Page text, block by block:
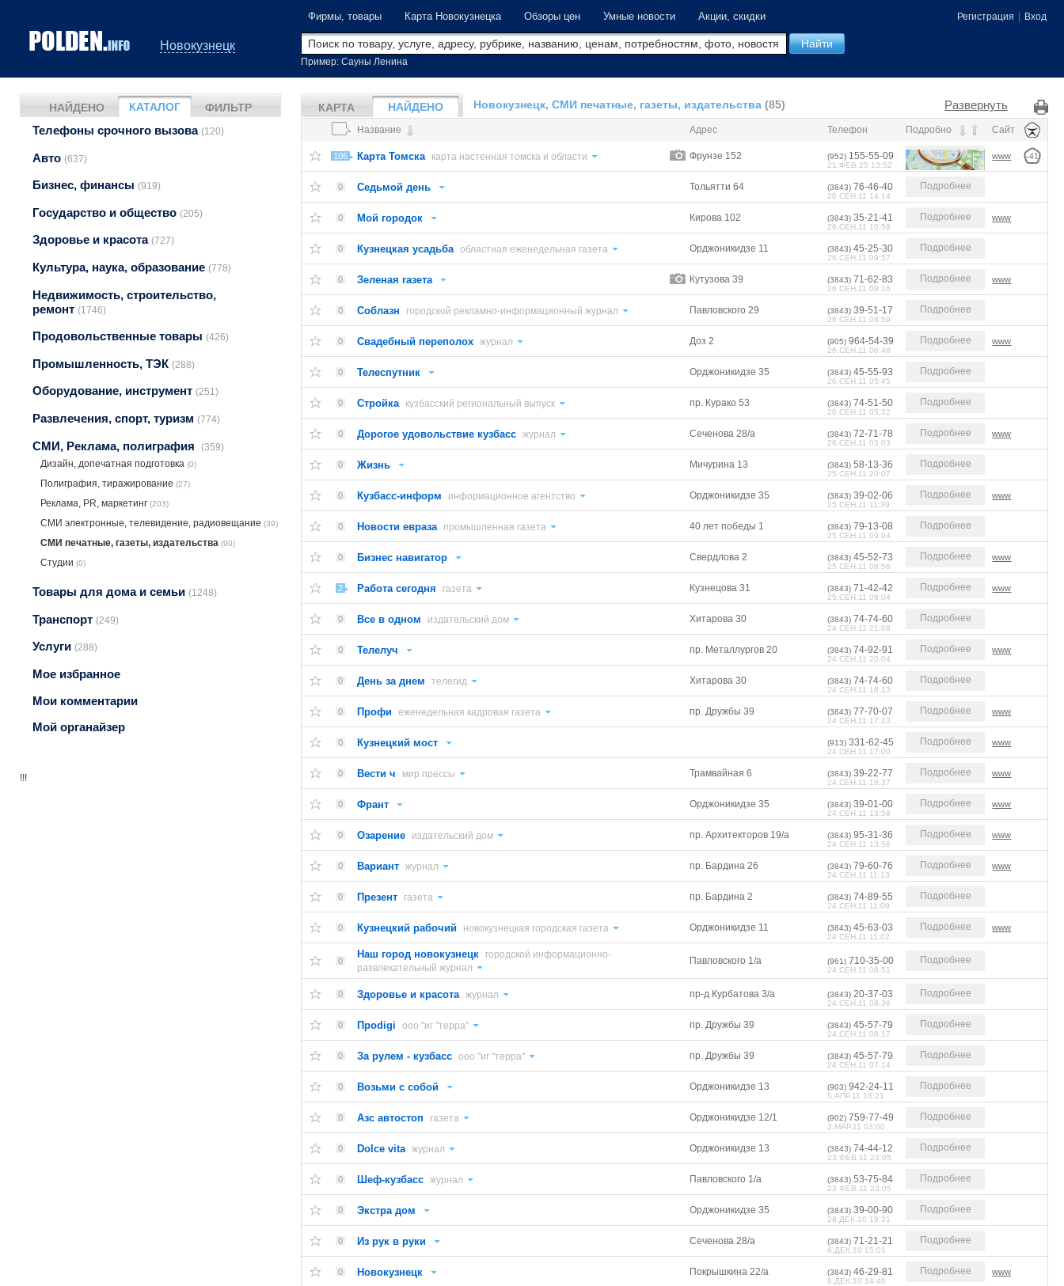
Новокузнецк
Регистрация Вход
Фирмы, товары Карта Новокузнецка Обзоры цен Умные новости Акции, скидки
Пример: Сауны Ленина
НАЙДЕНО КАТАЛОГ ФИЛЬТР
Телефоны срочного вызова (120)
Авто (637)
Бизнес, финансы (919)
Государство и общество (205)
Здоровье и красота (727)
Культура, наука, образование (778)
Недвижимость, строительство,
ремонт (1746)
Продовольственные товары (426)
Промышленность, ТЭК (288)
Оборудование, инструмент (251)
Развлечения, спорт, туризм (774)
СМИ, Реклама, полиграфия
(359)
Дизайн, допечатная подготовка (0)
Полиграфия, тиражирование (27)
Реклама, PR, маркетинг (203)
СМИ электронные, телевидение, радиовещание (39)
СМИ печатные, газеты, издательства (90)
Студии (0)
Товары для дома и семьи (1248)
Транспорт (249)
Услуги (288)
Мое избранное
Мои комментарии
Мой органайзер
!!!
Развернуть
КАРТА НАЙДЕНО Новокузнецк, СМИ печатные, газеты, издательства (85)
Название Адрес Телефон Подробно Сайт
106 Карта Томска карта настенная томска и области Фрунзе 152 (952) 155-55-09
21.ФЕВ.25 13:52
www -41
0 Седьмой день Тольятти 64 (3843) 76-46-40
26.СЕН.11 14:14
Подробнее
0 Мой городок Кирова 102 (3843) 35-21-41
26.СЕН.11 10:58
Подробнее www
0 Кузнецкая усадьба областная еженедельная газета Орджоникидзе 11 (3843) 45-25-30
26.СЕН.11 09:57
Подробнее
0 Зеленая газета Кутузова 39 (3843) 71-62-83
26.СЕН.11 09:16
Подробнее www
0 Соблазн городской рекламно-информационный журнал Павловского 29 (3843) 39-51-17
26.СЕН.11 08:59
Подробнее
0 Свадебный переполох журнал Доз 2 (905) 964-54-39
26.СЕН.11 06:48
Подробнее www
0 Телеспутник Орджоникидзе 35 (3843) 45-55-93
26.СЕН.11 05:45
Подробнее
0 Стройка кузбасский региональный выпуск пр. Курако 53 (3843) 74-51-50
26.СЕН.11 05:32
Подробнее
0 Дорогое удовольствие кузбасс журнал Сеченова 28/а (3843) 72-71-78
26.СЕН.11 03:03
Подробнее www
0 Жизнь Мичурина 13 (3843) 58-13-36
25.СЕН.11 20:07
Подробнее
0 Кузбасс-информ информационное агентство Орджоникидзе 35 (3843) 39-02-06
25.СЕН.11 11:39
Подробнее www
0 Новости евраза промышленная газета 40 лет победы 1 (3843) 79-13-08
25.СЕН.11 09:04
Подробнее
0 Бизнес навигатор Свердлова 2 (3843) 45-52-73
25.СЕН.11 08:56
Подробнее www
2 Работа сегодня газета Кузнецова 31 (3843) 71-42-42
25.СЕН.11 08:04
Подробнее www
0 Все в одном издательский дом Хитарова 30 (3843) 74-74-60
24.СЕН.11 21:08
Подробнее
0 Телелуч пр. Металлургов 20 (3843) 74-92-91
24.СЕН.11 20:04
Подробнее www
0 День за днем телегид Хитарова 30 (3843) 74-74-60
24.СЕН.11 18:13
Подробнее
0 Профи еженедельная кадровая газета пр. Дружбы 39 (3843) 77-70-07
24.СЕН.11 17:23
Подробнее www
0 Кузнецкий мост (913) 331-62-45
24.СЕН.11 17:00
Подробнее www
0 Вести ч мир прессы Трамвайная 6 (3843) 39-22-77
24.СЕН.11 16:37
Подробнее www
0 Франт Орджоникидзе 35 (3843) 39-01-00
24.СЕН.11 13:58
Подробнее www
0 Озарение издательский дом пр. Архитекторов 19/а (3843) 95-31-36
24.СЕН.11 13:56
Подробнее www
0 Вариант журнал пр. Бардина 26 (3843) 79-60-76
24.СЕН.11 11:13
Подробнее www
0 Презент газета пр. Бардина 2 (3843) 74-89-55
24.СЕН.11 11:09
Подробнее
0 Кузнецкий рабочий новокузнецкая городская газета Орджоникидзе 11 (3843) 45-63-03
24.СЕН.11 11:02
Подробнее www
0
Наш город новокузнецк
городской информационно-
развлекательный журнал
Павловского 1/а (961) 710-35-00
24.СЕН.11 08:51
Подробнее
0 Здоровье и красота журнал пр-д Курбатова 3/а (3843) 20-37-03
24.СЕН.11 08:36
Подробнее
0 Проdigi ооо "иг "терра" пр. Дружбы 39 (3843) 45-57-79
24.СЕН.11 08:17
Подробнее
0 За рулем - кузбасс ооо "иг "терра" пр. Дружбы 39 (3843) 45-57-79
24.СЕН.11 07:14
Подробнее
0 Возьми с собой Орджоникидзе 13 (903) 942-24-11
5.АПР.11 18:21
Подробнее
0 Азс автостоп газета Орджоникидзе 12/1 (902) 759-77-49
2.МАР.11 03:00
Подробнее
0 Dolce vita журнал Орджоникидзе 13 (3843) 74-44-12
23.ФЕВ.11 23:05
Подробнее
0 Шеф-кузбасс журнал Павловского 1/а (3843) 53-75-84
23.ФЕВ.11 23:05
Подробнее
0 Экстра дом Орджоникидзе 35 (3843) 39-00-90
28.ДЕК.10 19:31
Подробнее
0 Из рук в руки Сеченова 28/а (3843) 71-21-21
6.ДЕК.10 15:01
Подробнее
0 Новокузнецк Покрышкина 22/а (3843) 46-29-81
6.ДЕК.10 14:40
Подробнее www